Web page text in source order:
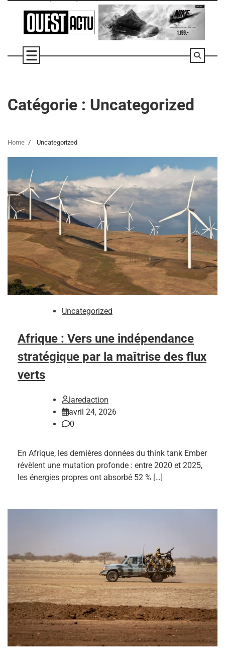
Catégorie : Uncategorized
Home Uncategorized
Uncategorized
Afrique : Vers une indépendance
stratégique par la maîtrise des flux
verts
laredaction
avril 24, 2026
0
En Afrique, les dernières données du think tank Ember
révèlent une mutation profonde : entre 2020 et 2025,
les énergies propres ont absorbé 52 % […]